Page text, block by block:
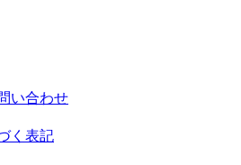
い合わせ
く表記